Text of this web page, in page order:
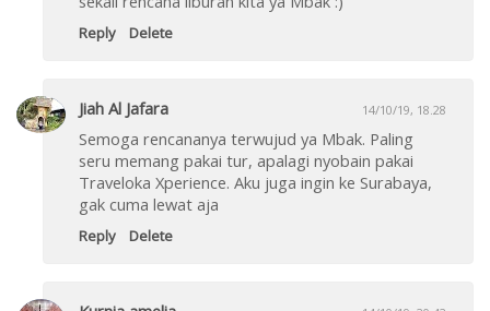
Reply Delete
Jiah Al Jafara 14/10/19, 18.28
Semoga rencananya terwujud ya Mbak. Paling
seru memang pakai tur, apalagi nyobain pakai
Traveloka Xperience. Aku juga ingin ke Surabaya,
gak cuma lewat aja
Reply Delete